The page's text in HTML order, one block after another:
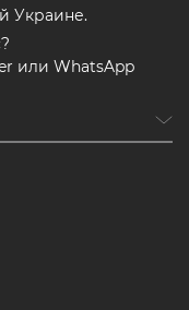
Украине.
или WhatsApp